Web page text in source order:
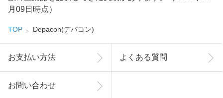
月09日時点）
TOP Depacon(デパコン)
お支払い方法 よくある質問
お問い合わせ